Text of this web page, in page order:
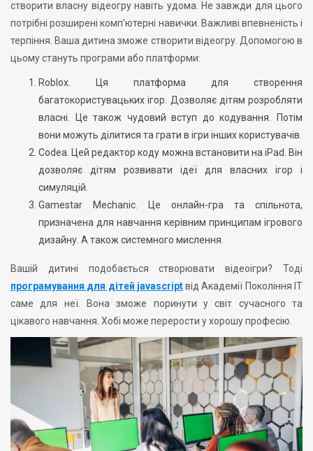
створити власну відеогру навіть удома. Не завжди для цього
потрібні розширені комп’ютерні навички. Важливі впевненість і
терпіння. Ваша дитина зможе створити відеогру. Допомогою в
цьому стануть програми або платформи:
Roblox. Ця платформа для створення
багатокористувацьких ігор. Дозволяє дітям розробляти
власні. Це також чудовий вступ до кодування. Потім
вони можуть ділитися та грати в ігри інших користувачів.
Codea. Цей редактор коду можна встановити на iPad. Він
дозволяє дітям розвивати ідеї для власних ігор і
симуляцій.
Gamestar Mechanic. Це онлайн-гра та спільнота,
призначена для навчання керівним принципам ігрового
дизайну. А також системного мислення.
Вашій дитині подобається створювати відеоігри? Тоді
програмування для дітей javascriptвід Академії Покоління ІТ
саме для неї. Вона зможе поринути у світ сучасного та
цікавого навчання. Хобі може перерости у хорошу професію.